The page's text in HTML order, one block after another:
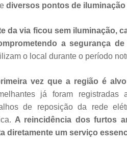
diversos pontos de
da via ficou sem iluminação,
a segurança de
o local durante o período
vez que a região é
já foram registradas
de reposição da rede
A reincidência dos furtos
diretamente um serviço